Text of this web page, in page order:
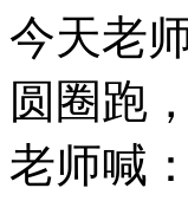
今天老
圆圈跑，
老师喊